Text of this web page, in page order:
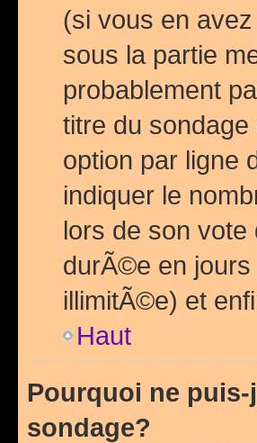
(si vous en
sous la partie
probablement
titre du
option par ligne
indiquer le
lors de son
durÃ©e en
illimitÃ©e) et
Haut
Pourquoi ne
sondage?